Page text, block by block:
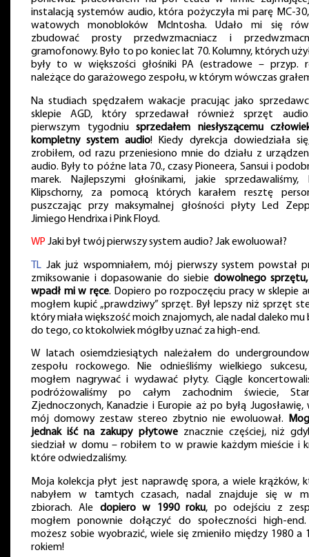
instalacją systemów audio, która pożyczyła mi parę MC-
watowych monobloków McIntosha. Udało mi się
zbudować prosty przedwzmacniacz i
gramofonowy. Było to po koniec lat 70. Kolumny, których
były to w większości głośniki PA (estradowe – przyp.
należące do garażowego zespołu, w którym wówczas
Na studiach spędzałem wakacje pracując jako
sklepie AGD, który sprzedawał również sprzęt
pierwszym tygodniu sprzedałem niesłyszącemu
kompletny system audio! Kiedy dyrekcja dowiedziała
zrobiłem, od razu przeniesiono mnie do działu z
audio. Były to późne lata 70., czasy Pioneera, Sansui i
marek. Najlepszymi głośnikami, jakie sprzedawaliśmy,
Klipschorny, za pomocą których karałem resztę
puszczając przy maksymalnej głośności płyty Led
Jimiego Hendrixa i Pink Floyd.
WP Jaki był twój pierwszy system audio? Jak ewoluował?
TL Jak już wspomniałem, mój pierwszy system powstał
zmiksowanie i dopasowanie do siebie dowolnego
wpadł mi w ręce. Dopiero po rozpoczęciu pracy w sklepie
mogłem kupić „prawdziwy” sprzęt. Był lepszy niż sprzęt
który miała większość moich znajomych, ale nadal daleko mu
do tego, co ktokolwiek mógłby uznać za high-end.
W latach osiemdziesiątych należałem do
zespołu rockowego. Nie odnieśliśmy wielkiego
mogłem nagrywać i wydawać płyty. Ciągle
podróżowaliśmy po całym zachodnim świecie,
Zjednoczonych, Kanadzie i Europie aż po byłą Jugosławię,
mój domowy zestaw stereo zbytnio nie ewoluował.
jednak iść na zakupy płytoweznacznie częściej, niż
siedział w domu – robiłem to w prawie każdym mieście i
które odwiedzaliśmy.
Moja kolekcja płyt jest naprawdę spora, a wiele krążków,
nabyłem w tamtych czasach, nadal znajduje się w
zbiorach. Ale dopiero w 1990 roku, po odejściu z
mogłem ponownie dołączyć do społeczności high-
możesz sobie wyobrazić, wiele się zmieniło między 1980 a
rokiem!